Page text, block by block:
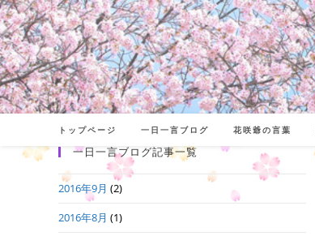
コ
ン
テ
ン
ツ
トップページ 一日一言ブログ 花咲爺の言葉
一日一言ブログ記事一覧
2016年9月 (2)
2016年8月 (1)